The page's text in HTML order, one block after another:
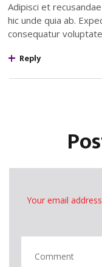
Adipisci et
hic unde quia ab.
consequatur
Reply
Your email